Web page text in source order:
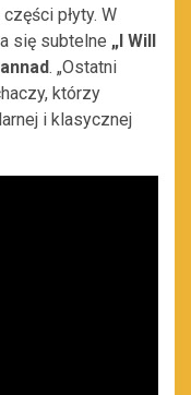
płyty. W
się subtelne „I Will
. „Ostatni
którzy
i klasycznej